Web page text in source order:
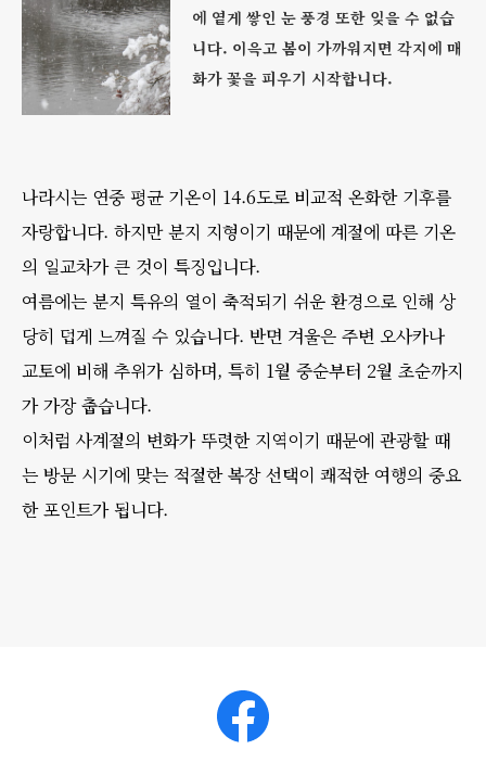
에 옅게 쌓인 눈 풍경 또한 잊을 수 없습
니다. 이윽고 봄이 가까워지면 각지에 매
화가 꽃을 피우기 시작합니다.
나라시는 연중 평균 기온이 14.6도로 비교적 온화한 기후를
자랑합니다. 하지만 분지 지형이기 때문에 계절에 따른 기온
의 일교차가 큰 것이 특징입니다.
여름에는 분지 특유의 열이 축적되기 쉬운 환경으로 인해 상
당히 덥게 느껴질 수 있습니다. 반면 겨울은 주변 오사카나
교토에 비해 추위가 심하며, 특히 1월 중순부터 2월 초순까지
가 가장 춥습니다.
이처럼 사계절의 변화가 뚜렷한 지역이기 때문에 관광할 때
는 방문 시기에 맞는 적절한 복장 선택이 쾌적한 여행의 중요
한 포인트가 됩니다.